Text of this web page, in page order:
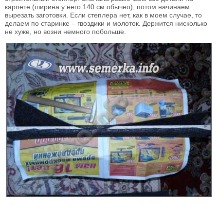
карпете (ширина у него 140 см обычно), потом начинаем
вырезать заготовки. Если степлера нет, как в моем случае, то
делаем по старинке – гвоздики и молоток. Держится нисколько
не хуже, но возни немного побольше.